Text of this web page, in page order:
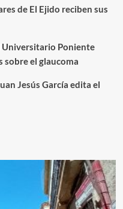
de El Ejido reciben sus
Universitario Poniente
sobre el glaucoma
Jesús García edita el